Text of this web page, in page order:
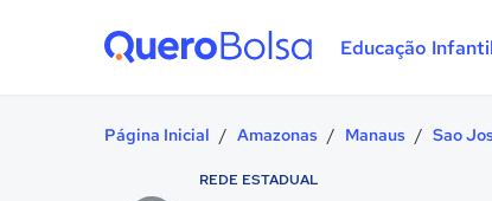
Educação Infantil
Página Inicial / Amazonas / Manaus / Sao
REDE ESTADUAL